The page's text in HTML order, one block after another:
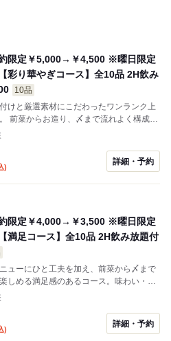
約限定￥5,000→￥4,500 ※曜日限定
彩り華やぎコース】全10品 2H飲み
10品
けと厳選素材にこだわったワンランク上
成
など特別感ある品もご用意。 接待を兼
5,000を→曜日限定￥4,500でのご提供！
の【お料理のみコース】はお一人様
)
詳細・予約
約限定￥4,000→￥3,500 ※曜日限定
満足コース】全10品 2H飲み放題付
ューにひと工夫を加え、前菜から〆まで
しめる満足感のあるコース。味わい・ボ
得いただける内容です。 会社宴会や
）のところ→曜日限定￥3,500（税込）で
)
詳細・予約